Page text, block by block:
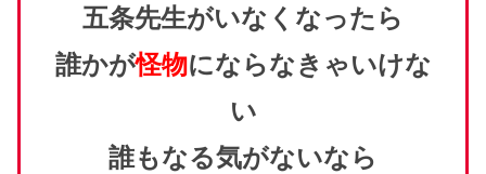
五条先生がいなくなったら
誰かが怪物にならなきゃいけな
い
誰もなる気がないなら